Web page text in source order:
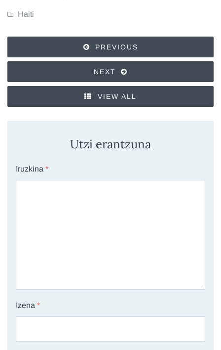
Haiti
PREVIOUS
NEXT
VIEW ALL
Utzi erantzuna
Iruzkina *
Izena *